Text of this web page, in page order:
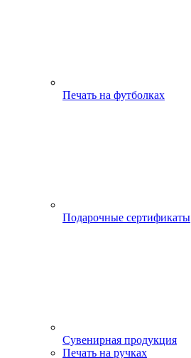
Печать на футболках
Подарочные сертификаты
Сувенирная продукция
Печать на ручках